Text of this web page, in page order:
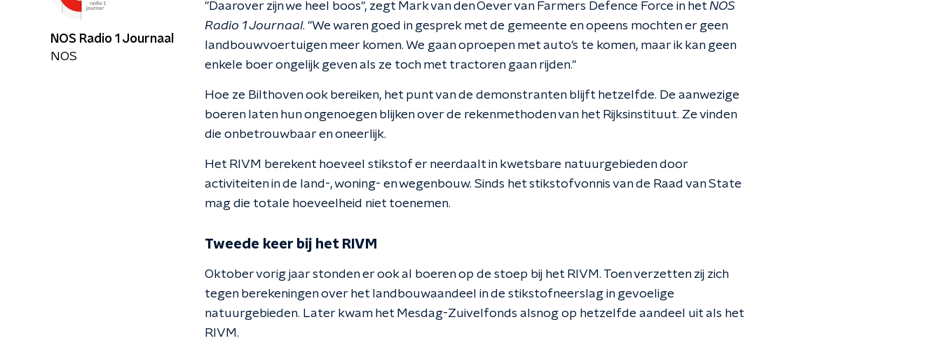
"Daarover zijn we heel boos", zegt Mark van den Oever van Farmers Defence Force in het NOS
Radio 1 Journaal. "We waren goed in gesprek met de gemeente en opeens mochten er geen
landbouwvoertuigen meer komen. We gaan oproepen met auto's te komen, maar ik kan geen
enkele boer ongelijk geven als ze toch met tractoren gaan rijden."
Hoe ze Bilthoven ook bereiken, het punt van de demonstranten blijft hetzelfde. De aanwezige
boeren laten hun ongenoegen blijken over de rekenmethoden van het Rijksinstituut. Ze vinden
die onbetrouwbaar en oneerlijk.
Het RIVM berekent hoeveel stikstof er neerdaalt in kwetsbare natuurgebieden door
activiteiten in de land-, woning- en wegenbouw. Sinds het stikstofvonnis van de Raad van State
mag die totale hoeveelheid niet toenemen.
Tweede keer bij het RIVM
Oktober vorig jaar stonden er ook al boeren op de stoep bij het RIVM. Toen verzetten zij zich
tegen berekeningen over het landbouwaandeel in de stikstofneerslag in gevoelige
natuurgebieden. Later kwam het Mesdag-Zuivelfonds alsnog op hetzelfde aandeel uit als het
RIVM.
NOS Radio 1 Journaal
NOS